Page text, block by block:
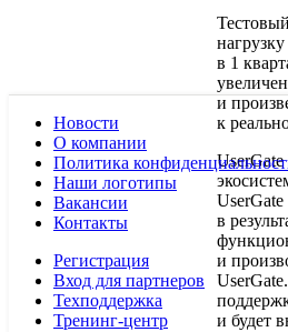
в 1
и
к
в
и
и будет
Новости
О компании
Политика
Наши логотипы
Вакансии
Контакты
Регистрация
Вход для партнеров
Техподдержка
Тренинг-центр